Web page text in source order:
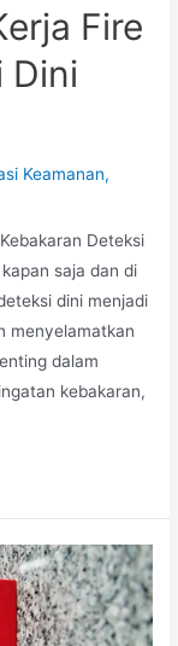
Fire
Dini
Keamanan,
Deteksi
saja dan di
dini menjadi
menyelamatkan
dalam
kebakaran,